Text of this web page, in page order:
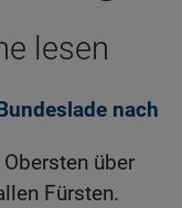
lesen
nach
über
Fürsten.